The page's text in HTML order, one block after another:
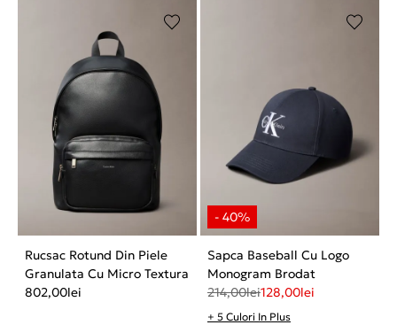
Rucsac Rotund Din Piele
Granulata Cu Micro Textura
802,00lei
Sapca Baseball Cu Logo
Monogram Brodat
214,00lei128,00lei
+ 5 Culori In Plus